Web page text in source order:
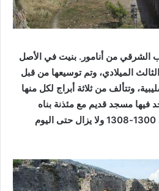
الجنوب الشرقي من أنامور. بنيت في الأصل
الميلادي، وتم توسيعها من قبل
وتتألف من ثلاثة أبراج لكل منها
فيها مسجد قديم مع مئذنة بناه
محمود “كارامان” بين عامي 1300-1308 ولا يزال حتى اليوم